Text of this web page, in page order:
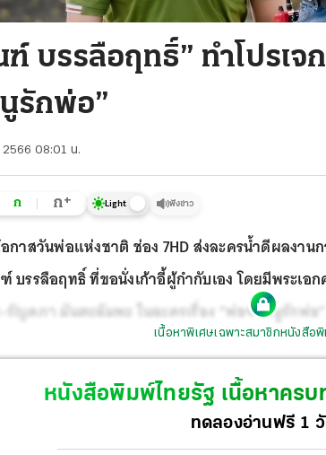
บรรลือฤทธิ์” ทำโปรเจ
รักพ่อ”
2566 08:01 น.
ก ก+ Light ฟังข่าว
อกาสวันพ่อแห่งชาติ ช่อง 7HD ส่งละครน้ำดีผลงา
บรรลือฤทธิ์ ที่ขอนั่งเก้าอี้ผู้กำกับเอง โดยมีพระเอ
ญดภา มันตะลัมพะ ในละครเรื่อง “พ่อจ๋าหนูรักพ่อ”
เนื้อหาพิเศษเฉพาะสมาชิกหนังสือ
หนังสือพิมพ์ไทยรัฐ เนื้อหาคร
ทดลองอ่านฟรี 1